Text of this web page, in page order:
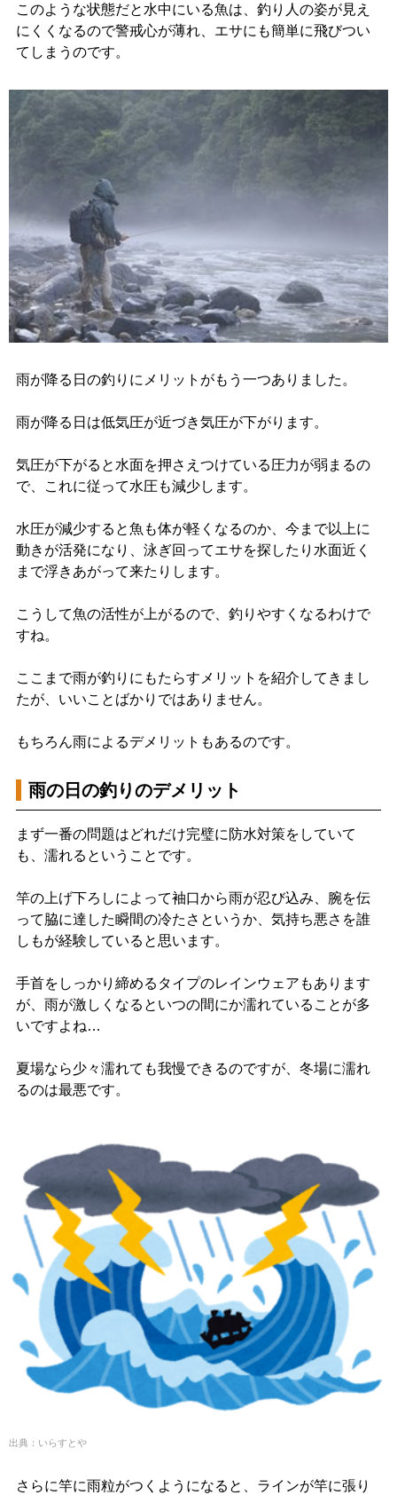
このような状態だと水中にいる魚は、釣り人の姿が見え
にくくなるので警戒心が薄れ、エサにも簡単に飛びつい
てしまうのです。
雨が降る日の釣りにメリットがもう一つありました。
雨が降る日は低気圧が近づき気圧が下がります。
気圧が下がると水面を押さえつけている圧力が弱まるの
で、これに従って水圧も減少します。
水圧が減少すると魚も体が軽くなるのか、今まで以上に
動きが活発になり、泳ぎ回ってエサを探したり水面近く
まで浮きあがって来たりします。
こうして魚の活性が上がるので、釣りやすくなるわけで
すね。
ここまで雨が釣りにもたらすメリットを紹介してきまし
たが、いいことばかりではありません。
もちろん雨によるデメリットもあるのです。
雨の日の釣りのデメリット
まず一番の問題はどれだけ完璧に防水対策をしていて
も、濡れるということです。
竿の上げ下ろしによって袖口から雨が忍び込み、腕を伝
って脇に達した瞬間の冷たさというか、気持ち悪さを誰
しもが経験していると思います。
手首をしっかり締めるタイプのレインウェアもあります
が、雨が激しくなるといつの間にか濡れていることが多
いですよね…
夏場なら少々濡れても我慢できるのですが、冬場に濡れ
るのは最悪です。
出典：いらすとや
さらに竿に雨粒がつくようになると、ラインが竿に張り